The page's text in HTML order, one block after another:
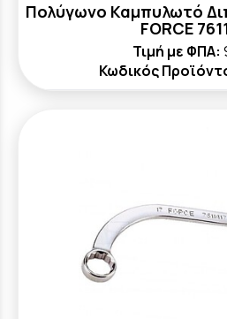
Πολύγωνο Καμπυλωτό
FORCE
Τιμή με ΦΠΑ:
Κωδικός